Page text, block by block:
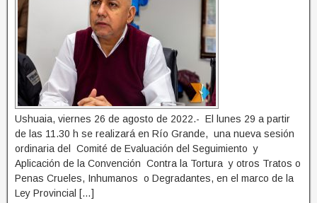
Ushuaia, viernes 26 de agosto de 2022.- El lunes 29 a partir
de las 11.30 h se realizará en Río Grande, una nueva sesión
ordinaria del Comité de Evaluación del Seguimiento y
Aplicación de la Convención Contra la Tortura y otros Tratos o
Penas Crueles, Inhumanos o Degradantes, en el marco de la
Ley Provincial […]